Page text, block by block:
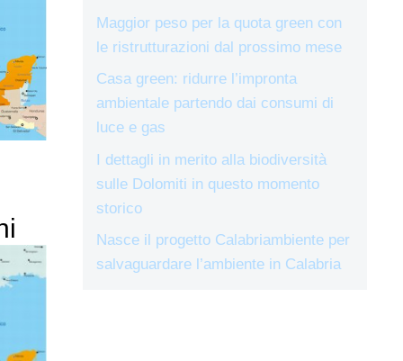
Maggior peso per la quota green con
le ristrutturazioni dal prossimo mese
Casa green: ridurre l’impronta
ambientale partendo dai consumi di
luce e gas
I dettagli in merito alla biodiversità
sulle Dolomiti in questo momento
storico
Nasce il progetto Calabriambiente per
salvaguardare l’ambiente in Calabria